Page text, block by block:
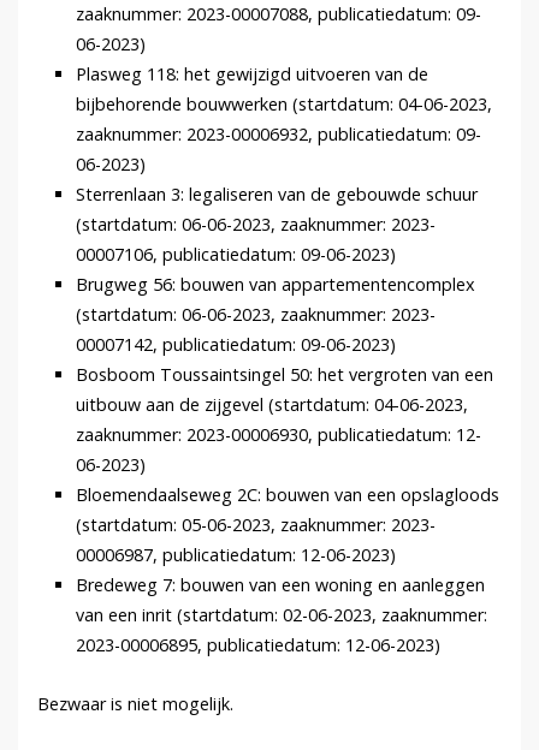
zaaknummer: 2023-00007088, publicatiedatum: 09-
06-2023)
Plasweg 118: het gewijzigd uitvoeren van de
bijbehorende bouwwerken (startdatum: 04-06-2023,
zaaknummer: 2023-00006932, publicatiedatum: 09-
06-2023)
Sterrenlaan 3: legaliseren van de gebouwde schuur
(startdatum: 06-06-2023, zaaknummer: 2023-
00007106, publicatiedatum: 09-06-2023)
Brugweg 56: bouwen van appartementencomplex
(startdatum: 06-06-2023, zaaknummer: 2023-
00007142, publicatiedatum: 09-06-2023)
Bosboom Toussaintsingel 50: het vergroten van een
uitbouw aan de zijgevel (startdatum: 04-06-2023,
zaaknummer: 2023-00006930, publicatiedatum: 12-
06-2023)
Bloemendaalseweg 2C: bouwen van een opslagloods
(startdatum: 05-06-2023, zaaknummer: 2023-
00006987, publicatiedatum: 12-06-2023)
Bredeweg 7: bouwen van een woning en aanleggen
van een inrit (startdatum: 02-06-2023, zaaknummer:
2023-00006895, publicatiedatum: 12-06-2023)
Bezwaar is niet mogelijk.